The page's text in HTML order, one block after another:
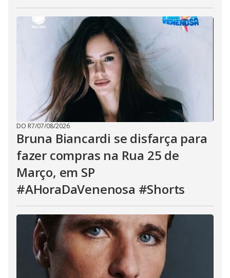
DO R7/07/08/2026
Bruna Biancardi se disfarça para
fazer compras na Rua 25 de
Março, em SP
#AHoraDaVenenosa #Shorts